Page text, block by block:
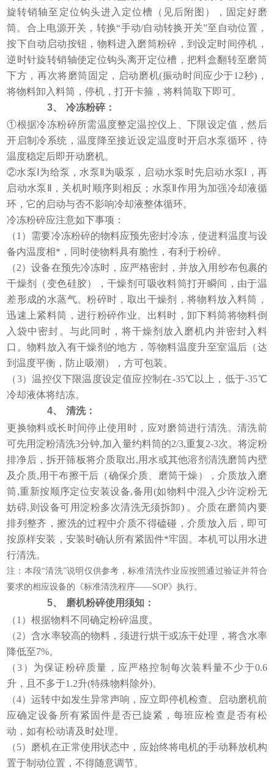
旋转销轴至定位钩头进入定位槽（见后附图），固定好磨
筒。合上电源开关，转换“手动/自动转换开关”至自动位置，
按下自动启动按钮，物料进入磨筒粉碎，到设定时间停机，
逆时针旋转销轴使定位钩头离开定位槽，把料盒翻转至磨筒
下方，再次将磨筒固定，启动磨机(振动时间应少于12秒)，
将物料卸入料筒，停机，打开卡箍，将料筒取下即可。
3、
冷冻粉碎：
①根据冷冻粉碎所需温度整定温控仪上、下限设定值，然后
开启制冷系统，温度降至接近设定温度时开启水泵循环，待
温度稳定后即开动磨机。
②水泵Ⅰ为给泵，水泵Ⅱ为吸泵，启动水泵时先启动水泵Ⅰ，再
启动水泵Ⅱ，关机时顺序则相反；水泵Ⅱ作用为加强冷却液循
环，它的启动与否不影响冷却液整体循环。
冷冻粉碎应注意如下事项：
（1）需要冷冻粉碎的物料应预先密封冷冻，使进料温度与设
备内温度相*，同时使物料具有脆性，有利于粉碎。
（2）设备在预先冷冻时，应严格密封，并放入用纱布包裹的
干燥剂（变色硅胶），干燥剂可吸收料筒打开瞬间，由于温
差形成的水蒸气。粉碎时，取出干燥剂，将物料放入料筒，
迅速上紧料筒，进行粉碎作业。出料时，卸下料筒将物料倒
入袋中密封。与此同时，将干燥剂放入磨机内并密封入料
口。物料放入有干燥剂的地方，等物料温度升至室温后（达
到温度平衡，防止吸潮），方可包装。
（3）温控仪下限温度设定值应控制在-35℃以上，低于-35℃
冷却液体将结冻。
4、
清洗：
更换物料或长时间停止使用时，应对磨筒进行清洗。清洗前
可先用淀粉清洗3分钟,加入量约料筒的2/3,重复2-3次。将淀粉
排净后，拆开筛板将介质取出,用水或其他溶剂清洗磨筒内壁
及介质,用干布擦干后（确保介质、磨筒干燥），介质放入磨
筒,重新按顺序定位安装设备,备用(如物料中混入少许淀粉无
妨碍,则设备可用淀粉多次清洗无须拆卸) 。介质在磨筒内要
排列整齐，擦洗的过程中介质不得磕碰，介质放入后，即可
按原样安装，安装时确认所有紧固件*牢固。本机可以用水进
行清洗。
注：本段“清洗”说明仅供参考，标准清洗作业应按照通过验证并符合
要求的相应设备的《标准清洗程序——SOP》执行。
5、
磨机粉碎使用须知：
（1）根据物料不同确定粉碎温度。
（2）含水率较高的物料，须进行烘干或冻干处理，将含水率
降低至7%。
（3）为保证粉碎质量，应严格控制每次装料量不少于0.6
升，且不多于1.2升(特殊物料除外)。
（4）运转中如发生异常声响，应立即停机检查。启动磨机前
应确定设备所有紧固件是否已旋紧，每班应检查是否有松
动，如有松动请及时处理。
（5）磨机在正常使用状态中，应始终将电机的手动释放机构
置于制动位置，不得随意调节。